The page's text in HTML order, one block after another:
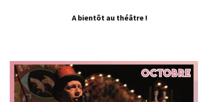
A bientôt au théâtre !